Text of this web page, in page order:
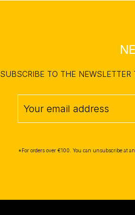
SUBSCRIBE TO THE
*For orders over €100. You can unsubscribe at